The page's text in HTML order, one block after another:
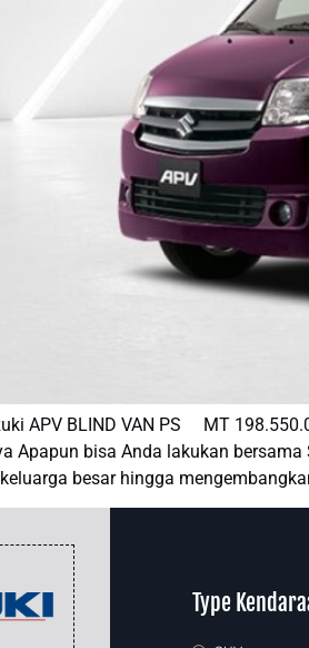
APV BLIND VAN PS MT
Apapun bisa Anda lakukan
besar hingga
Type